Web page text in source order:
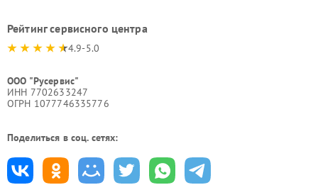
Рейтинг сервисного центра
4.9-5.0
ООО "Русервис"
ИНН 7702633247
ОГРН 1077746335776
Поделиться в соц. сетях: